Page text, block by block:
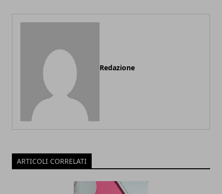
Redazione
ARTICOLI CORRELATI